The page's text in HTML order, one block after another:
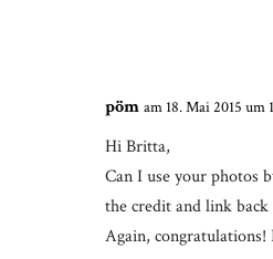
pöm am 18. Mai 2015 um
Hi Britta,
Can I use your photos
the credit and link
Again,